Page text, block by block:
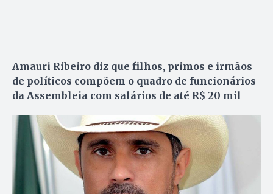
Amauri Ribeiro diz que filhos, primos e irmãos
de políticos compõem o quadro de funcionários
da Assembleia com salários de até R$ 20 mil